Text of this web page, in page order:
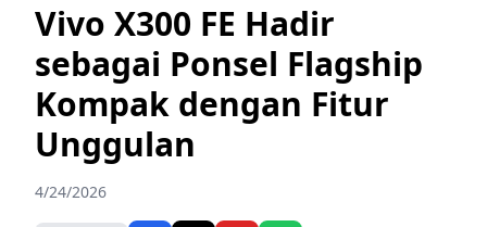
Vivo X300 FE Hadir
sebagai Ponsel Flagship
Kompak dengan Fitur
Unggulan
4/24/2026